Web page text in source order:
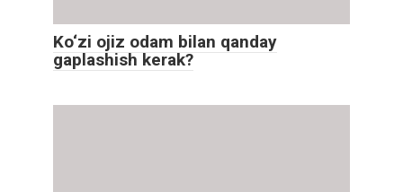
Ko‘zi ojiz odam bilan qanday
gaplashish kerak?